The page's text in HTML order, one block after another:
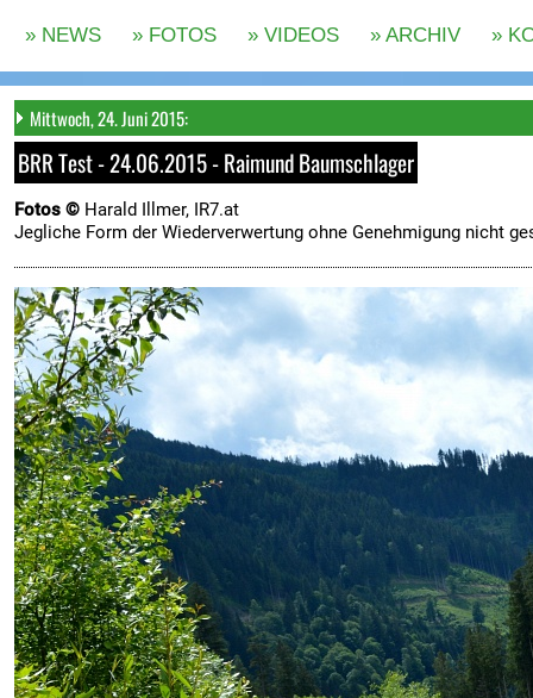
Mittwoch, 24. Juni 2015:
BRR Test - 24.06.2015 - Raimund Baumschlager
Fotos © Harald Illmer, IR7.at
Jegliche Form der Wiederverwertung ohne Genehmigung nicht